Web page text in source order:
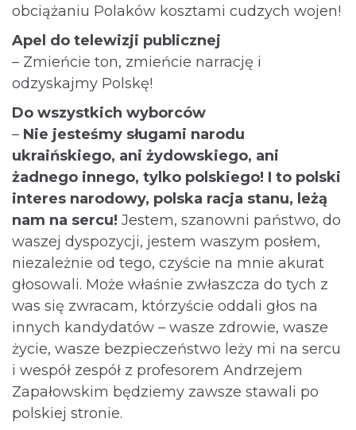
obciążaniu Polaków kosztami cudzych wojen!
Apel do telewizji publicznej
– Zmieńcie ton, zmieńcie narrację i
odzyskajmy Polskę!
Do wszystkich wyborców
– Nie jesteśmy sługami narodu
ukraińskiego, ani żydowskiego, ani
żadnego innego, tylko polskiego! I to polski
interes narodowy, polska racja stanu, leżą
nam na sercu! Jestem, szanowni państwo, do
waszej dyspozycji, jestem waszym posłem,
niezależnie od tego, czyście na mnie akurat
głosowali. Może właśnie zwłaszcza do tych z
was się zwracam, którzyście oddali głos na
innych kandydatów – wasze zdrowie, wasze
życie, wasze bezpieczeństwo leży mi na sercu
i wespół zespół z profesorem Andrzejem
Zapałowskim będziemy zawsze stawali po
polskiej stronie.